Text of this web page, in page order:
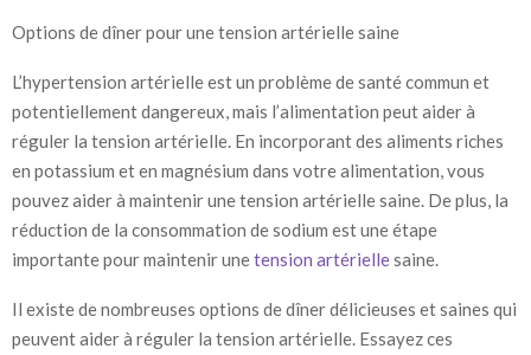
Options de dîner pour une tension artérielle saine
L’hypertension artérielle est un problème de santé commun et
potentiellement dangereux, mais l’alimentation peut aider à
réguler la tension artérielle. En incorporant des aliments riches
en potassium et en magnésium dans votre alimentation, vous
pouvez aider à maintenir une tension artérielle saine. De plus, la
réduction de la consommation de sodium est une étape
importante pour maintenir unetension artériellesaine.
Il existe de nombreuses options de dîner délicieuses et saines qui
peuvent aider à réguler la tension artérielle. Essayez ces